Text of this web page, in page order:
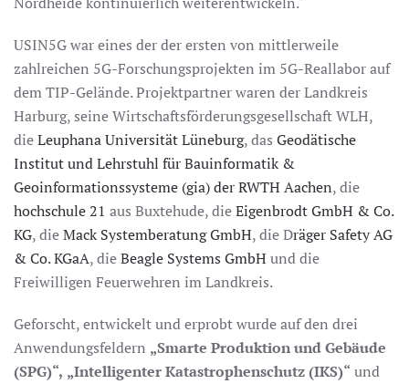
USIN5G war eines der der ersten von mittlerweile
zahlreichen 5G-Forschungsprojekten im 5G-Reallabor auf
dem TIP-Gelände. Projektpartner waren der Landkreis
Harburg, seine Wirtschaftsförderungsgesellschaft WLH,
dieLeuphana Universität Lüneburg, das Geodätische
Institut und Lehrstuhl für Bauinformatik &
Geoinformationssysteme (gia) der RWTH Aachen, die
hochschule 21 aus Buxtehude, dieEigenbrodt GmbH & Co.
KG, dieMack Systemberatung GmbH, die Dräger Safety AG
& Co. KGaA, dieBeagle Systems GmbH und die
Freiwilligen Feuerwehren im Landkreis.
Geforscht, entwickelt und erprobt wurde auf den drei
Anwendungsfeldern „Smarte Produktion und Gebäude
(SPG)“, „Intelligenter Katastrophenschutz (IKS)“ und